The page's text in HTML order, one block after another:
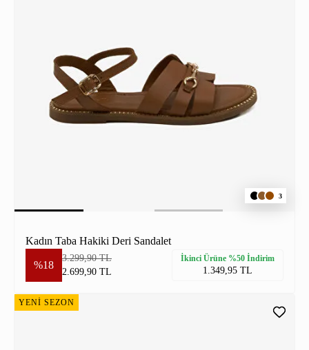
3
Kadın Taba Hakiki Deri Sandalet
%18
3.299,90 TL
2.699,90 TL
İkinci Ürüne %50 İndirim
1.349,95 TL
YENİ SEZON